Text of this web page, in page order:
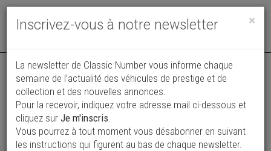
Toggle
Annonce actualisée le 08/07/2026 ( il y a 31 jours )
VENDUE Triumph Spitfire
11 900 €
1972 Cabriolet / roadster
×
Inscrivez-vous à notre newsletter
La newsletter de Classic Number vous informe chaque
semaine de l’actualité des véhicules de prestige et de
collection et des nouvelles annonces.
Pour la recevoir, indiquez votre adresse mail ci-dessous et
cliquez sur Je m'inscris.
Vous pourrez à tout moment vous désabonner en suivant
les instructions qui figurent au bas de chaque newsletter.